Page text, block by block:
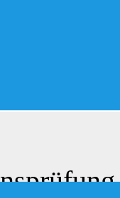
B1 mit